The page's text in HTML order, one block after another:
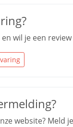
wil je een
website? Meld